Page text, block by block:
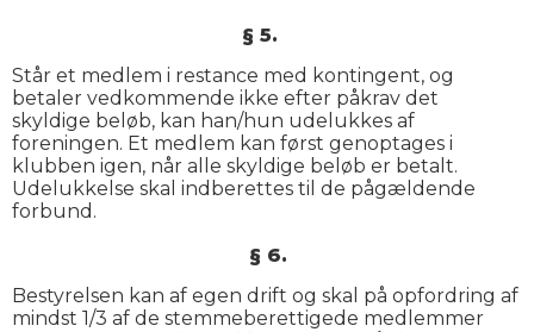
§ 5.
Står et medlem i restance med kontingent, og
betaler vedkommende ikke efter påkrav det
skyldige beløb, kan han/hun udelukkes af
foreningen. Et medlem kan først genoptages i
klubben igen, når alle skyldige beløb er betalt.
Udelukkelse skal indberettes til de pågældende
forbund.
§ 6.
Bestyrelsen kan af egen drift og skal på opfordring af
mindst 1/3 af de stemmeberettigede medlemmer